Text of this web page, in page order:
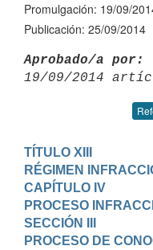
Promulgación: 19/09/
Publicación: 25/09/2014
Aprobado/a por:
19/09/2014
TÍTULO XIII
RÉGIMEN
CAPÍTULO IV
PROCESO
SECCIÓN III
PROCESO DE